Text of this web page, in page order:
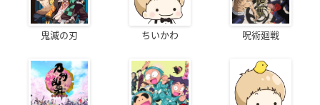
鬼滅の刃 ちいかわ 呪術廻戦